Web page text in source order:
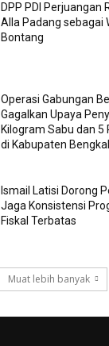
DPP PDI Perjuangan
Alla Padang sebagai
Bontang
Operasi Gabungan
Gagalkan Upaya
Kilogram Sabu dan 5
di Kabupaten
Ismail Latisi Dorong
Jaga Konsistensi
Fiskal Terbatas
Muat lebih banyak